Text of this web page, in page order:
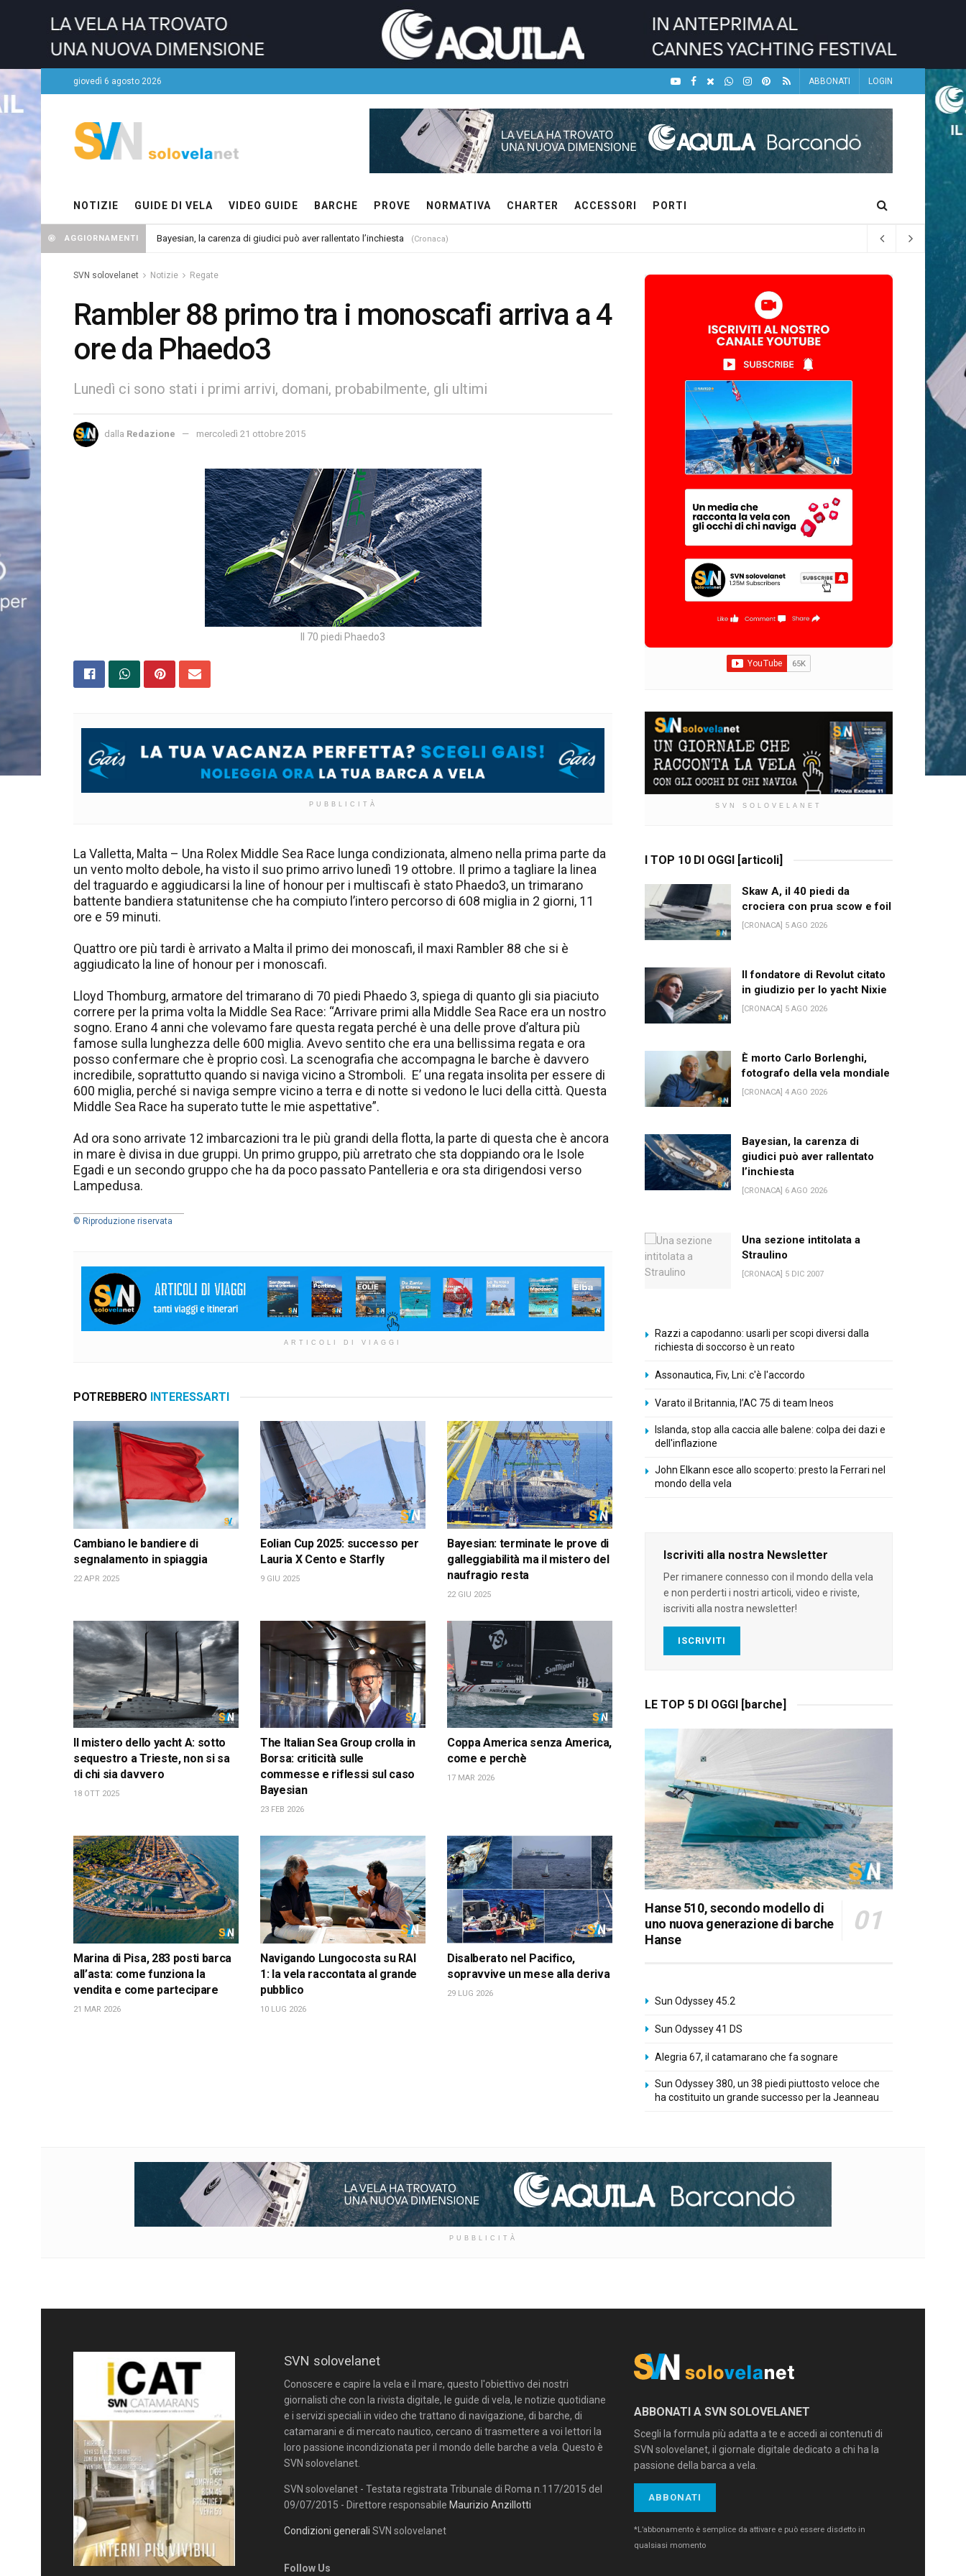
giovedì 6 agosto 2026 ABBONATI LOGIN
NOTIZIE GUIDE DI VELA VIDEO GUIDE BARCHE PROVE NORMATIVA CHARTER ACCESSORI PORTI
AGGIORNAMENTI Bayesian, la carenza di giudici può aver rallentato l’inchiesta (Cronaca)
SVN solovelanet Notizie Regate
Rambler 88 primo tra i monoscafi arriva a 4
ore da Phaedo3
Lunedì ci sono stati i primi arrivi, domani, probabilmente, gli ultimi
dalla Redazione mercoledì 21 ottobre 2015
Il 70 piedi Phaedo3
PUBBLICITÀ
La Valletta, Malta – Una Rolex Middle Sea Race lunga condizionata, almeno nella prima parte da
un vento molto debole, ha visto il suo primo arrivo lunedì 19 ottobre. Il primo a tagliare la linea
del traguardo e aggiudicarsi la line of honour per i multiscafi è stato Phaedo3, un trimarano
battente bandiera statunitense che ha compiuto l’intero percorso di 608 miglia in 2 giorni, 11
ore e 59 minuti.
Quattro ore più tardi è arrivato a Malta il primo dei monoscafi, il maxi Rambler 88 che si è
aggiudicato la line of honour per i monoscafi.
Lloyd Thomburg, armatore del trimarano di 70 piedi Phaedo 3, spiega di quanto gli sia piaciuto
correre per la prima volta la Middle Sea Race: “Arrivare primi alla Middle Sea Race era un nostro
sogno. Erano 4 anni che volevamo fare questa regata perché è una delle prove d’altura più
famose sulla lunghezza delle 600 miglia. Avevo sentito che era una bellissima regata e ora
posso confermare che è proprio così. La scenografia che accompagna le barche è davvero
incredibile, soprattutto quando si naviga vicino a Stromboli. E’ una regata insolita per essere di
600 miglia, perché si naviga sempre vicino a terra e di notte si vedono le luci della città. Questa
Middle Sea Race ha superato tutte le mie aspettative”.
Ad ora sono arrivate 12 imbarcazioni tra le più grandi della flotta, la parte di questa che è ancora
in mare è divisa in due gruppi. Un primo gruppo, più arretrato che sta doppiando ora le Isole
Egadi e un secondo gruppo che ha da poco passato Pantelleria e ora sta dirigendosi verso
Lampedusa.
© Riproduzione riservata
ARTICOLI DI VIAGGI
POTREBBERO INTERESSARTI
Cambiano le bandiere di
segnalamento in spiaggia
22 APR 2025
Eolian Cup 2025: successo per
Lauria X Cento e Starfly
9 GIU 2025
Bayesian: terminate le prove di
galleggiabilità ma il mistero del
naufragio resta
22 GIU 2025
Il mistero dello yacht A: sotto
sequestro a Trieste, non si sa
di chi sia davvero
18 OTT 2025
The Italian Sea Group crolla in
Borsa: criticità sulle
commesse e riflessi sul caso
Bayesian
23 FEB 2026
Coppa America senza America,
come e perchè
17 MAR 2026
Marina di Pisa, 283 posti barca
all’asta: come funziona la
vendita e come partecipare
21 MAR 2026
Navigando Lungocosta su RAI
1: la vela raccontata al grande
pubblico
10 LUG 2026
Disalberato nel Pacifico,
sopravvive un mese alla deriva
29 LUG 2026
SVN SOLOVELANET
I TOP 10 DI OGGI [articoli]
Skaw A, il 40 piedi da
crociera con prua scow e foil
[CRONACA] 5 AGO 2026
Il fondatore di Revolut citato
in giudizio per lo yacht Nixie
[CRONACA] 5 AGO 2026
È morto Carlo Borlenghi,
fotografo della vela mondiale
[CRONACA] 4 AGO 2026
Bayesian, la carenza di
giudici può aver rallentato
l’inchiesta
[CRONACA] 6 AGO 2026
Una sezione intitolata a
Straulino
[CRONACA] 5 DIC 2007
Razzi a capodanno: usarli per scopi diversi dalla
richiesta di soccorso è un reato
Assonautica, Fiv, Lni: c'è l'accordo
Varato il Britannia, l’AC 75 di team Ineos
Islanda, stop alla caccia alle balene: colpa dei dazi e
dell'inflazione
John Elkann esce allo scoperto: presto la Ferrari nel
mondo della vela
Iscriviti alla nostra Newsletter
Per rimanere connesso con il mondo della vela
e non perderti i nostri articoli, video e riviste,
iscriviti alla nostra newsletter!
ISCRIVITI
LE TOP 5 DI OGGI [barche]
Hanse 510, secondo modello di
uno nuova generazione di barche
Hanse
Sun Odyssey 45.2
Sun Odyssey 41 DS
Alegria 67, il catamarano che fa sognare
Sun Odyssey 380, un 38 piedi piuttosto veloce che
ha costituito un grande successo per la Jeanneau
PUBBLICITÀ
SVN solovelanet
Conoscere e capire la vela e il mare, questo l'obiettivo dei nostri
giornalisti che con la rivista digitale, le guide di vela, le notizie quotidiane
e i servizi speciali in video che trattano di navigazione, di barche, di
catamarani e di mercato nautico, cercano di trasmettere a voi lettori la
loro passione incondizionata per il mondo delle barche a vela. Questo è
SVN solovelanet.
SVN solovelanet - Testata registrata Tribunale di Roma n.117/2015 del
09/07/2015 - Direttore responsabile Maurizio Anzillotti
Condizioni generali SVN solovelanet
Follow Us
ABBONATI A SVN SOLOVELANET
Scegli la formula più adatta a te e accedi ai contenuti di
SVN solovelanet, il giornale digitale dedicato a chi ha la
passione della barca a vela.
ABBONATI
*L’abbonamento è semplice da attivare e può essere disdetto in
qualsiasi momento